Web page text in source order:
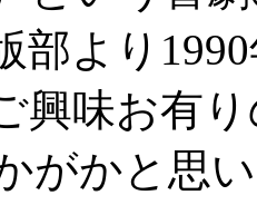
部より
興味お有
がかと思